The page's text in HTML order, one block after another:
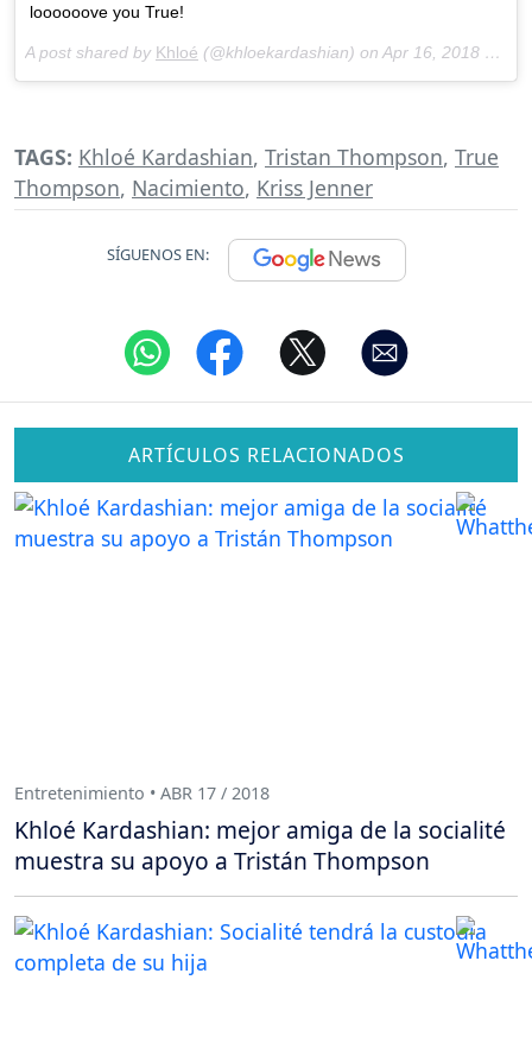
loooooove you True!
A post shared by Khloé (@khloekardashian) on Apr 16, 2018 at 12:15pm PDT
TAGS: Khloé Kardashian, Tristan Thompson, True
Thompson, Nacimiento, Kriss Jenner
SÍGUENOS EN:
ARTÍCULOS RELACIONADOS
Entretenimiento • ABR 17 / 2018
Khloé Kardashian: mejor amiga de la socialité
muestra su apoyo a Tristán Thompson